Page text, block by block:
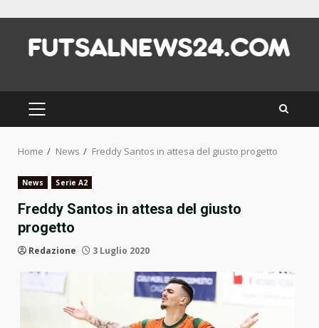
content
PRIMARY
MENU
Home News Freddy Santos in attesa del giusto progetto
News Serie A2
Freddy Santos in attesa del giusto
progetto
Redazione 3 Luglio 2020